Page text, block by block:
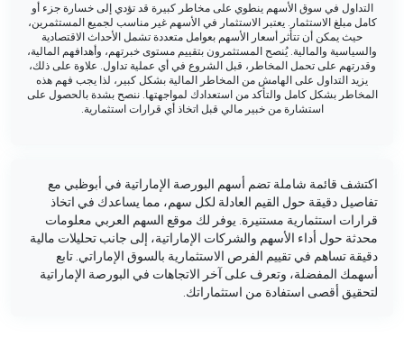
التداول في سوق الأسهم ينطوي على مخاطر كبيرة قد تؤدي إلى خسارة جزء أو
كامل مبلغ الاستثمار. يعتبر الاستثمار في الأسهم غير مناسب لجميع المستثمرين،
حيث يمكن أن تتأثر أسعار الأسهم بعوامل متعددة تشمل الأحداث الاقتصادية
والسياسية والمالية. يُنصح المستثمرون بتقييم مستوى خبرتهم، وأهدافهم المالية،
وقدرتهم على تحمل المخاطر، قبل الشروع في أي عملية تداول. علاوة على ذلك،
يزيد التداول على الهامش من المخاطر المالية بشكل كبير، لذا يجب فهم هذه
المخاطر بشكل كامل والتأكد من استعدادك لمواجهتها. ننصح بشدة بالحصول على
استشارة من خبير مالي قبل اتخاذ أي قرارات استثمارية.
اكتشف قائمة شاملة تضم أسهم البورصة الإماراتية في أبوظبي مع
تفاصيل دقيقة حول القيم العادلة لكل سهم، مما يساعدك في اتخاذ
قرارات استثمارية مستنيرة. يوفر لك موقع السهم العربي معلومات
محدثة حول أداء الأسهم والشركات الإماراتية، إلى جانب تحليلات مالية
دقيقة تساهم في تقييم الفرص الاستثمارية بالسوق الإماراتي. تابع
أسهمك المفضلة، وتعرف على آخر الاتجاهات في البورصة الإماراتية
لتحقيق أقصى استفادة من استثماراتك.